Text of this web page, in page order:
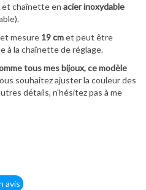
et chaînette en acier inoxydable
mesure 19 cmet peut être
à la chaînette de réglage.
tous mes bijoux, ce modèle
souhaitez ajuster la couleur des
détails, n'hésitez pas à me
avis